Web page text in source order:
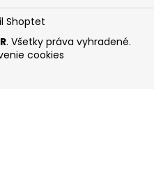
Shoptet
. Všetky práva vyhradené.
cookies